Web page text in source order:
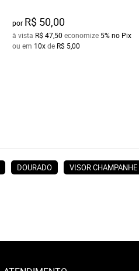
por R$ 50,00
à vista R$ 47,50 economize 5%no Pix
ou em 10xde R$ 5,00
DOURADO VISOR CHAMPANHE